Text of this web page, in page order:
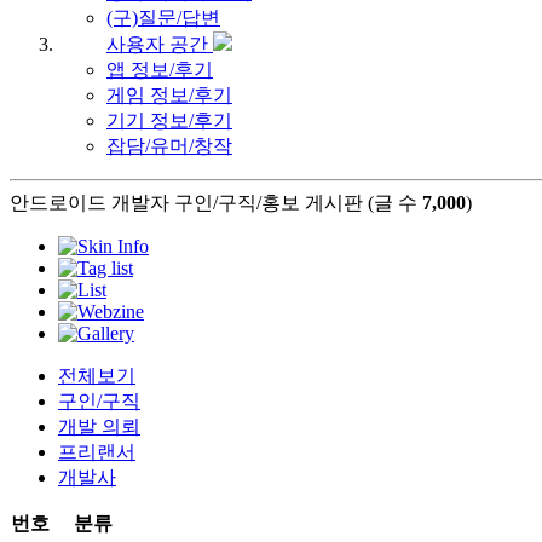
(구)질문/답변
사용자 공간
앱 정보/후기
게임 정보/후기
기기 정보/후기
잡담/유머/창작
안드로이드 개발자 구인/구직/홍보 게시판 (글 수 7,000)
전체보기
구인/구직
개발 의뢰
프리랜서
개발사
번호
분류